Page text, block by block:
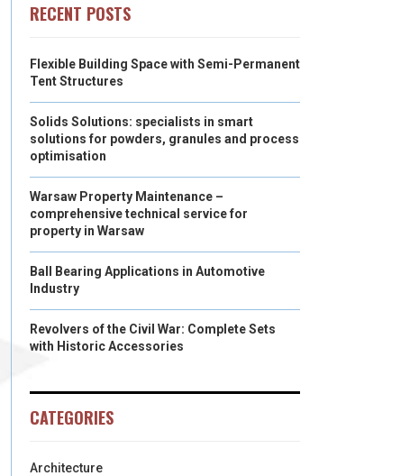
RECENT POSTS
Flexible Building Space with Semi-Permanent
Tent Structures
Solids Solutions: specialists in smart
solutions for powders, granules and process
optimisation
Warsaw Property Maintenance –
comprehensive technical service for
property in Warsaw
Ball Bearing Applications in Automotive
Industry
Revolvers of the Civil War: Complete Sets
with Historic Accessories
CATEGORIES
Architecture